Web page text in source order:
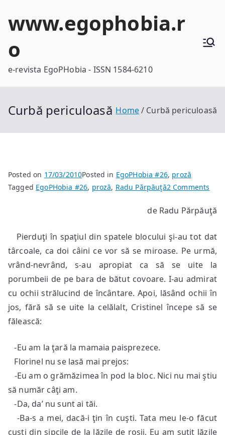
www.egophobia.r
o
e-revista EgoPHobia - ISSN 1584-6210
Curbă periculoasă Home Curbă periculoasă
Posted on 17/03/2010Posted in EgoPHobia #26, proză
Tagged EgoPHobia #26, proză, Radu Părpăuţă2 Comments
de Radu Părpăuţă
Pierduţi în spaţiul din spatele blocului şi-au tot dat
târcoale, ca doi câini ce vor să se miroase. Pe urmă,
vrând-nevrând, s-au apropiat ca să se uite la
porumbeii de pe bara de bătut covoare. I-au admirat
cu ochii strălucind de încântare. Apoi, lăsând ochii în
jos, fără să se uite la celălalt, Cristinel începe să se
fălească:
-Eu am la ţară la mamaia paisprezece.
Florinel nu se lasă mai prejos:
-Eu am o grămăzimea în pod la bloc. Nici nu mai ştiu
să număr câţi am.
-Da, da’ nu sunt ai tăi.
-Ba-s a mei, dacă-i ţin în cuşti. Tata meu le-o făcut
cuşti din şipcile de la lăzile de roşii. Eu am şutit lăzile